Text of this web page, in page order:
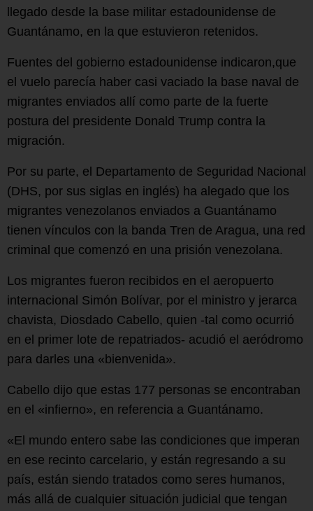
llegado desde la base militar estadounidense de
Guantánamo, en la que estuvieron retenidos.
Fuentes del gobierno estadounidense indicaron,que
el vuelo parecía haber casi vaciado la base naval de
migrantes enviados allí como parte de la fuerte
postura del presidente Donald Trump contra la
migración.
Por su parte, el Departamento de Seguridad Nacional
(DHS, por sus siglas en inglés) ha alegado que los
migrantes venezolanos enviados a Guantánamo
tienen vínculos con la banda Tren de Aragua, una red
criminal que comenzó en una prisión venezolana.
Los migrantes fueron recibidos en el aeropuerto
internacional Simón Bolívar, por el ministro y jerarca
chavista, Diosdado Cabello, quien -tal como ocurrió
en el primer lote de repatriados- acudió el aeródromo
para darles una «bienvenida».
Cabello dijo que estas 177 personas se encontraban
en el «infierno», en referencia a Guantánamo.
«El mundo entero sabe las condiciones que imperan
en ese recinto carcelario, y están regresando a su
país, están siendo tratados como seres humanos,
más allá de cualquier situación judicial que tengan